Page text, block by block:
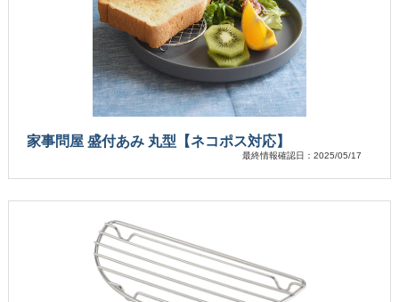
家事問屋 盛付あみ 丸型【ネコポス対応】
最終情報確認日：2025/05/17